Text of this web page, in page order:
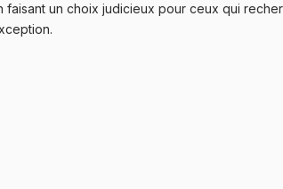
un choix judicieux pour ceux qui